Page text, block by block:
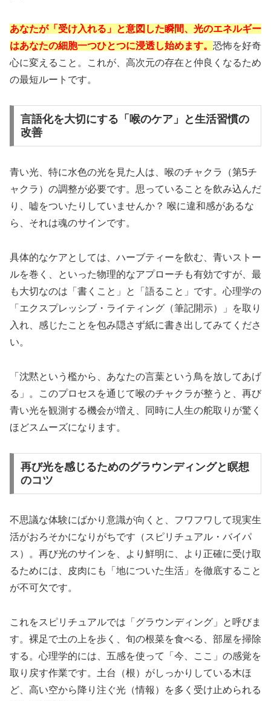
あなたが「受け入れる」と意図した瞬間、光のエネルギー
はあなたの細胞一つひとつに浸透し始めます。 恐怖を好奇
心に変えること。これが、高次元の存在と仲良くなるため
の最短ルートです。
言語化を大切にする「喉のケア」と生活習慣の
改善
青い光、特に水色の光を見た人は、喉のチャクラ（第5チ
ャクラ）の調整が必要です。思っていることを飲み込んだ
り、嘘をついたりしていませんか？ 喉に違和感があるな
ら、それは魂のサインです。
具体的なケアとしては、ハーブティーを飲む、青いストー
ルを巻く、といった物理的なアプローチも有効ですが、最
も大切なのは「書くこと」と「語ること」です。心理学の
「 エクスプレッシブ・ライティング（筆記開示）
」を取り
入れ、感じたことを包み隠さず紙に書き出してみてくださ
い。
「沈黙という檻から、あなたの言葉という鳥を放してあげ
る」。このプロセスを通じて喉のチャクラが整うと、再び
青い光を観測する機会が増え、同時に人生の舵取りが驚く
ほどスムーズになります。
再び光を感じるためのグラウンディングと瞑想
のコツ
不思議な体験にばかり意識が向くと、フワフワして現実生
活がおろそかになりがちです（スピリチュアル・バイパ
ス）。再び光のサインを、より鮮明に、より正確に受け取
るためには、皮肉にも「地についた生活」を徹底すること
が不可欠です。
これをスピリチュアルでは「 グラウンディング 」と呼びま
す。裸足で土の上を歩く、旬の根菜を食べる、部屋を掃除
する。心理学的には、五感を使って「今、ここ」の感覚を
取り戻す作業です。土台（根）がしっかりしている木ほ
ど、高い空から降り注ぐ光（情報）を多く受け止められる